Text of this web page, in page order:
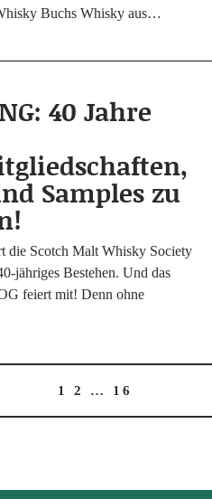
Buchs Whis­ky aus…
40 Jahre
Samples zu
die Scotch Malt Whis­ky Socie­ty
jäh­ri­­ges Bestehen. Und das
fei­ert mit! Denn ohne
1 2 … 16